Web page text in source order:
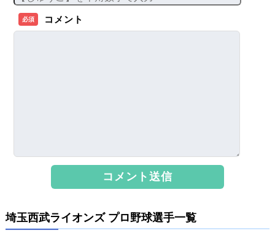
必須 コメント
埼玉西武ライオンズ プロ野球選手一覧